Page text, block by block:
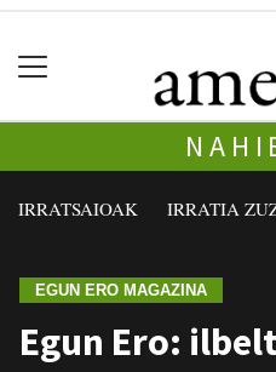
IRRATSAIOAK IRRATIA
EGUN ERO MAGAZINA
Egun Ero: